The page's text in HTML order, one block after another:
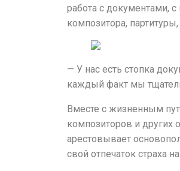
работа с документами,
композитора,
— У нас есть стопка
каждый факт мы
Вместе с жизненным
композиторов и других
арестовывает
свой отпечаток страха